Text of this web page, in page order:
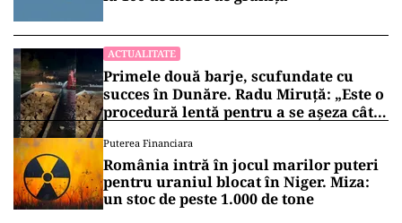
Pe 10 octombrie, la aceeași trecere de pietoni, o
femeie din Galaţi care traversa pe culoarea „verde”
a semaforului, a fost ucisă de un şofer beat,
angajat al Centrului Cultural Dunărea de Jos, care
plecase de la serviciu în timpul programului.
Vrei să fii mereu la curent cu toate știrile? Urmărește
Puterea.ro și pe canalul de WhatsApp
ACTUALITATE